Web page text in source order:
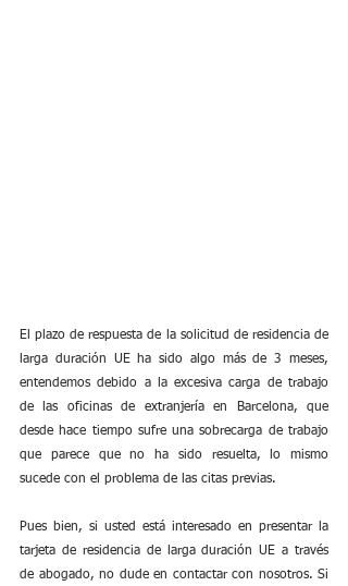
El plazo de respuesta de la solicitud de residencia de
larga duración UE ha sido algo más de 3 meses,
entendemos debido a la excesiva carga de trabajo
de las oficinas de extranjería en Barcelona, que
desde hace tiempo sufre una sobrecarga de trabajo
que parece que no ha sido resuelta, lo mismo
sucede con el problema de las citas previas.
Pues bien, si usted está interesado en presentar la
tarjeta de residencia de larga duración UE a través
de abogado, no dude en contactar con nosotros. Si